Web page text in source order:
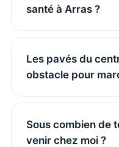
santé à Arras ?
Les pavés du
obstacle pour
Sous combien de
venir chez moi ?